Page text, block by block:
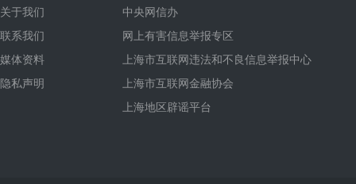
关于我们
联系我们
媒体资料
隐私声明
中央网信办
网上有害信息举报专区
上海市互联网违法和不良信息举报中心
上海市互联网金融协会
上海地区辟谣平台